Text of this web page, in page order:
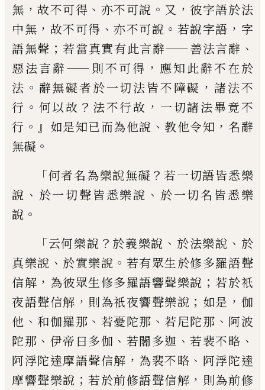
無 ，故不可得 、 亦不可說 。 又 ， 彼字語於法
中無 ， 故不可得 、亦不可說 。 若說字語 ， 字
語無聲 ； 若當真實有此言辭——善法言辭 、
惡法言辭—— 則不可得 ， 應知此辭不在於
法 。 辭無礙者於一切法皆不障礙 ， 諸法不
行 。 何以故 ？ 法不行故 ， 一切諸法畢竟不
行 。』 如是知已而為他說 、教他令知 ，名辭
無礙 。
「何者名為樂說無礙 ？若一切語皆悉樂
說 、 於一切聲皆悉樂說 、 於一切名皆悉樂
說 。
「云何樂說 ？ 於義樂說 、 於法樂說 、 於
真樂說 、 於實樂說 。 若有眾生於修多羅語聲
信解 ， 為彼眾生修多羅語響聲樂說 ； 若於祇
夜語聲信解 ， 則為祇夜響聲樂說 ； 如是 ， 伽
他 、 和伽羅那 、 若憂陀那 、若尼陀那 、 阿波
陀那 、 伊帝 曰多伽 、 若闍多迦 、若裴不略 、
阿浮陀達摩語聲信解 ， 為裴不略 、 阿浮陀達
摩響聲樂說 ； 若於前修語聲信解 ， 則為前修